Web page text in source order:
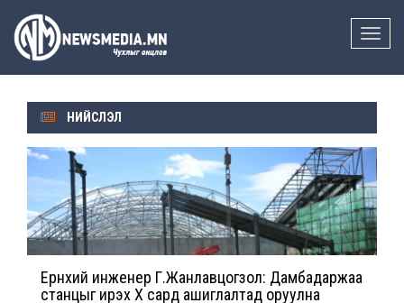
Toggle
НИЙСЛЭЛ
Ерөнхий инженер Г.Жанлавцогзол: Дамбадаржаа
станцыг ирэх X сард ашиглалтад оруулна